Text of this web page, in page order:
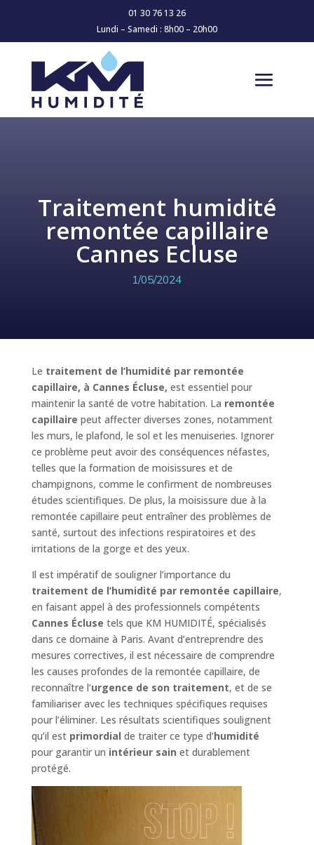
01 30 76 13 26
Lundi – Samedi : 8h00 – 20h00
Traitement humidité
remontée capillaire
Cannes Ecluse
1/05/2024
Le traitement de l’humidité par remontée
capillaire, à Cannes Écluse, est essentiel pour
maintenir la santé de votre habitation. La remontée
capillaire peut affecter diverses zones, notamment
les murs, le plafond, le sol et les menuiseries. Ignorer
ce problème peut avoir des conséquences néfastes,
telles que la formation de moisissures et de
champignons, comme le confirment de nombreuses
études scientifiques. De plus, la moisissure due à la
remontée capillaire peut entraîner des problèmes de
santé, surtout des infections respiratoires et des
irritations de la gorge et des yeux.
Il est impératif de souligner l’importance du
traitement de l’humidité par remontée capillaire,
en faisant appel à des professionnels compétents
Cannes Écluse tels que KM HUMIDITÉ, spécialisés
dans ce domaine à Paris. Avant d’entreprendre des
mesures correctives, il est nécessaire de comprendre
les causes profondes de la remontée capillaire, de
reconnaître l’urgence de son traitement, et de se
familiariser avec les techniques spécifiques requises
pour l’éliminer. Les résultats scientifiques soulignent
qu’il est primordial de traiter ce type d’humidité
pour garantir un intérieur sain et durablement
protégé.